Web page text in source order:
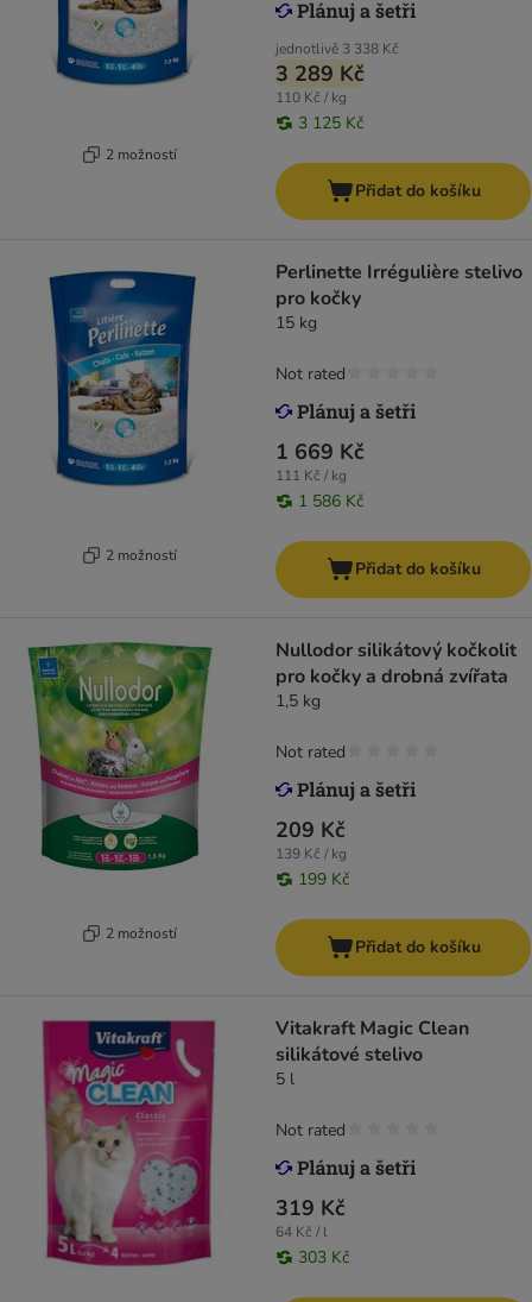
2 možností
jednotlivě 3 338 Kč
3 289 Kč
110 Kč / kg
3 125 Kč
Přidat do košíku
2 možností
Perlinette Irrégulière stelivo
pro kočky
15 kg
1 669 Kč
111 Kč / kg
1 586 Kč
Not rated
Přidat do košíku
2 možností
Nullodor silikátový kočkolit
pro kočky a drobná zvířata
1,5 kg
209 Kč
139 Kč / kg
199 Kč
Not rated
Přidat do košíku
Vitakraft Magic Clean
silikátové stelivo
5 l
319 Kč
64 Kč / l
303 Kč
Not rated